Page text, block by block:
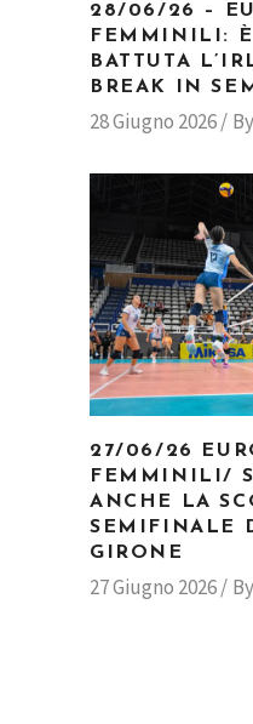
28/06/26 –
FEMMINILI:
BATTUTA
BREAK IN
28 Giugno 2026 By
27/06/26
FEMMINILI/
ANCHE LA
SEMIFINALE
GIRONE
27 Giugno 2026 By